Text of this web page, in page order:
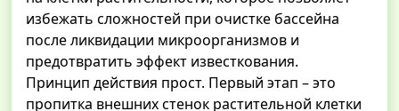
избежать сложностей при очистке бассейна
после ликвидации микроорганизмов и
предотвратить эффект известкования.
Принцип действия прост. Первый этап – это
пропитка внешних стенок растительной клетки